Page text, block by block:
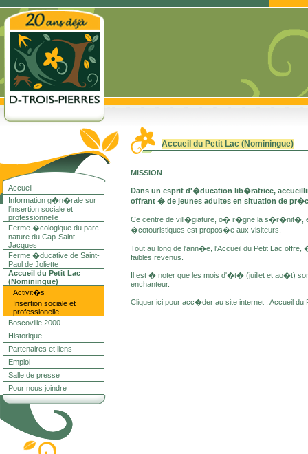
Accueil
Information g�n�rale sur
l'insertion sociale et
professionnelle
Ferme �cologique du parc-
nature du Cap-Saint-
Jacques
Ferme �ducative de Saint-
Paul de Joliette
Accueil du Petit Lac
(Nominingue)
Activit�s
Insertion sociale et
professionelle
Boscoville 2000
Historique
Partenaires et liens
Emploi
Salle de presse
Pour nous joindre
Accueil du Petit Lac (Nominingue)
MISSION
Dans un esprit d'�ducation lib�ratrice,
offrant � de jeunes adultes en situation de
Ce centre de vill�giature, o� r�gne la s�r�nit�,
�cotouristiques est propos�e aux visiteurs.
Tout au long de l'ann�e, l'Accueil du Petit Lac
faibles revenus.
Il est � noter que les mois d'�t� (juillet et ao�t)
enchanteur.
Cliquer ici pour acc�der au site internet : Accueil du